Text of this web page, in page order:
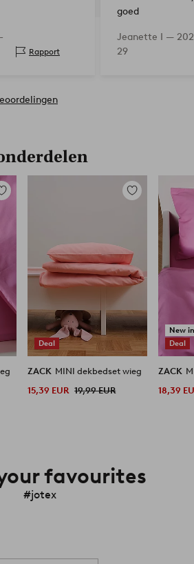
Rapport
goed
Jeanette I —
29
Deal
Toevoegen
favorieten
ZACK MINI dekbedset wieg
15,39 EUR 19,99 EUR
New
Deal
ZACK
18,39
favourites
#jotex